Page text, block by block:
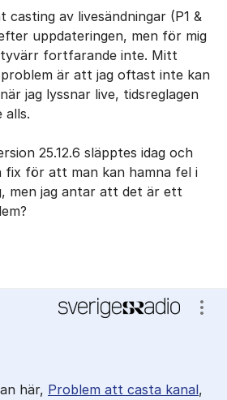
casting av livesändningar (P1 &
uppdateringen, men för mig
fortfarande inte. Mitt
problem är att jag oftast inte kan
jag lyssnar live, tidsreglagen
alls.
25.12.6 släpptes idag och
fix för att man kan hamna fel i
men jag antar att det är ett
här, Problem att casta kanal,